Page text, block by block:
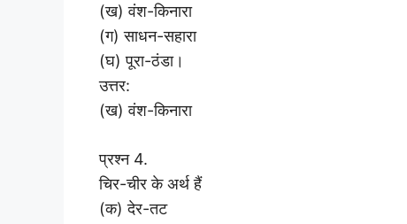
(ख) वंश-किनारा
(ग) साधन-सहारा
(घ) पूरा-ठंडा।
उत्तर:
(ख) वंश-किनारा
प्रश्न 4.
चिर-चीर के अर्थ हैं
(क) देर-तट